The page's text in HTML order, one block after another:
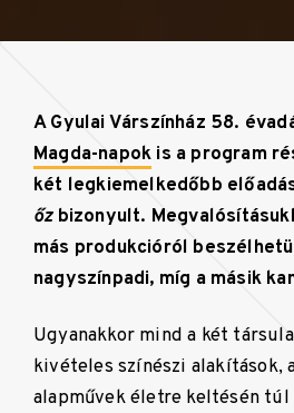
A Gyulai Várszínház 58.
Magda-napok is a program
két legkiemelkedőbb
őzbizonyult.
más produkcióról
nagyszínpadi, míg a másik
Ugyanakkor mind a két
kivételes színészi alakítások,
alapművek életre keltésén túl